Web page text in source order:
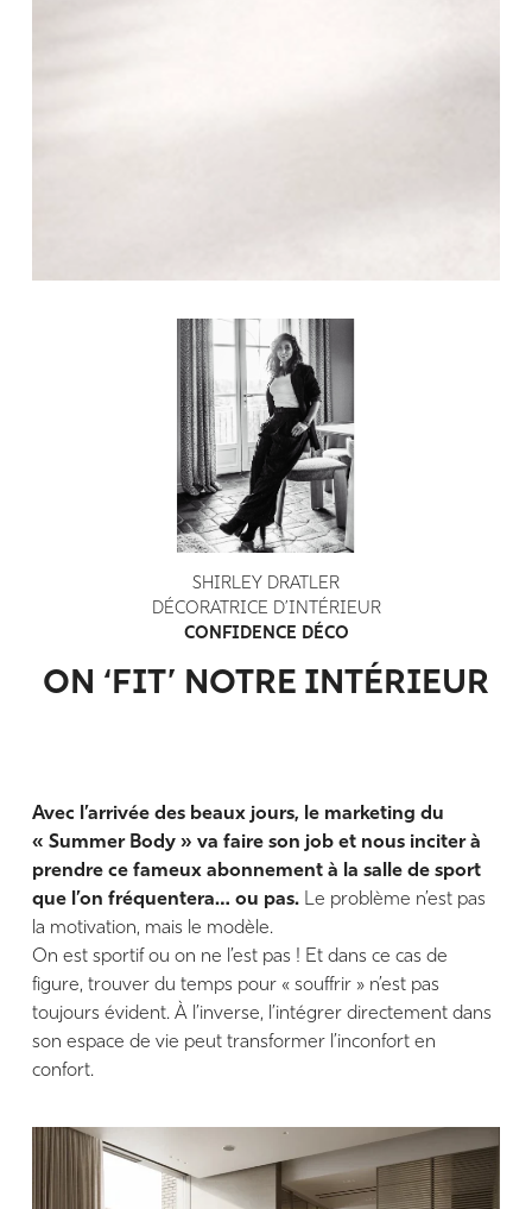
SHIRLEY DRATLER
DÉCORATRICE D’INTÉRIEUR
CONFIDENCE DÉCO
ON ‘FIT’ NOTRE INTÉRIEUR
Avec l’arrivée des beaux jours, le marketing du
« Summer Body » va faire son job et nous inciter à
prendre ce fameux abonnement à la salle de sport
que l’on fréquentera… ou pas. Le problème n’est pas
la motivation, mais le modèle.
On est sportif ou on ne l’est pas ! Et dans ce cas de
figure, trouver du temps pour « souffrir » n’est pas
toujours évident. À l’inverse, l’intégrer directement dans
son espace de vie peut transformer l’inconfort en
confort.